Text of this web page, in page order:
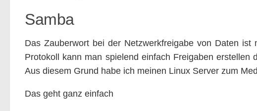
Samba
Das Zauberwort bei der Netzwerkfreigabe von Daten ist
Protokoll kann man spielend einfach Freigaben erstellen
Aus diesem Grund habe ich meinen Linux Server zum
Das geht ganz einfach